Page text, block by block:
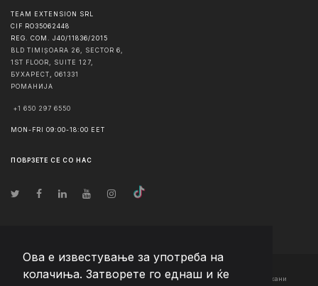
Ова е известување за употреба на
колачиња. Затворете го еднаш и ќе
TEAM EXTENSION SRL
CIF RO35062448
REG. COM. J40/11836/2015
BLD TIMIȘOARA 26, SECTOR 6,
1ST FLOOR, SUITE 127,
БУХАРЕСТ
061331
РОМАНИЈА
+1 650 297 6550
MON-FRI 09:00-18:00 EET
ПОВРЗЕТЕ СЕ СО НАС
© Авторско право2026 Team Extension Macedonia - Сите права задржани